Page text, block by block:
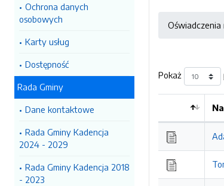
Ochrona danych
osobowych
Karty usług
Dostępność
Rada Gminy
Dane kontaktowe
Rada Gminy Kadencja
2024 - 2029
Rada Gminy Kadencja 2018
- 2023
Oświadczenia
Pokaż
Kolejność